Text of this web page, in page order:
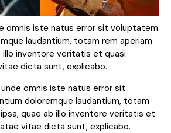
omnis iste natus error sit voluptatem
laudantium, totam rem aperiam
illo inventore veritatis et quasi
dicta sunt, explicabo.
omnis iste natus error sit
doloremque laudantium, totam
quae ab illo inventore veritatis et
vitae dicta sunt, explicabo.